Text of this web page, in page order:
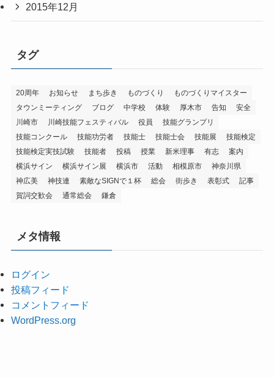
2015年12月
タグ
20周年 お知らせ まち歩き ものづくり
ものづくりマイスター
タウンミーティング
ブログ 中学校 体験 厚木市 告知
安全
川崎市
川崎技能フェスティバル 役員
技能グランプリ
技能コンクール
技能功労者 技能士 技能士会 技能展
技能検定
技能検定実技試験
技能者 投稿 授業 新米理事 有志
案内
横浜サイン
横浜サイン展 横浜市 活動 相模原市
神奈川県
神広美
神技連 素敵なSIGNで１杯 総会 街歩き 表彰式
記事
賀詞交歓会
通常総会 鎌倉
メタ情報
ログイン
投稿フィード
コメントフィード
WordPress.org